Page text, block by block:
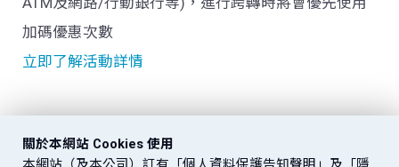
加碼優惠次數
立即了解活動詳情
關於本網站 Cookies 使用